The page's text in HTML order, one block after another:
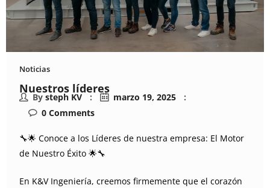
Noticias
Nuestros líderes
By steph KV
marzo 19, 2025
0 Comments
🔧🌟 Conoce a los Líderes de nuestra empresa: El Motor
de Nuestro Éxito 🌟🔧
En K&V Ingeniería, creemos firmemente que el corazón